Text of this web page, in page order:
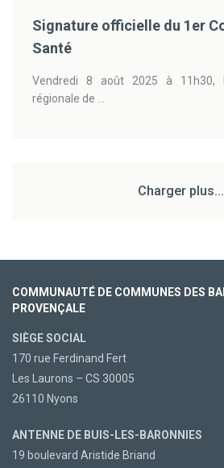
Signature officielle du 1er
Santé
Vendredi 8 août 2025 à 11h30,
régionale de ...
Charger plus...
COMMUNAUTÉ DE COMMUNES DES
PROVENÇALE
SIÈGE SOCIAL
170 rue Ferdinand Fert
Les Laurons – CS 30005
26110 Nyons
ANTENNE DE BUIS-LES-BARONNIES
19 boulevard Aristide Briand